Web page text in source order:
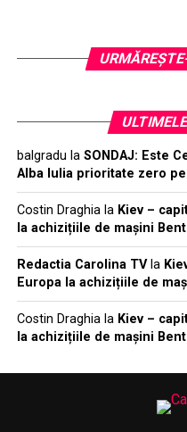
balgradu la SONDAJ: Este
Alba Iulia prioritate zero
Costin Draghiala Kiev –
la achizițiile de mașini
Redactia Carolina TVla
Europa la achizițiile de
Costin Draghiala Kiev –
la achizițiile de mașini